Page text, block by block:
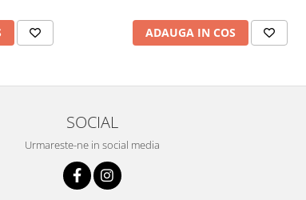
ADAUGA IN COS
SOCIAL
Urmareste-ne in social media